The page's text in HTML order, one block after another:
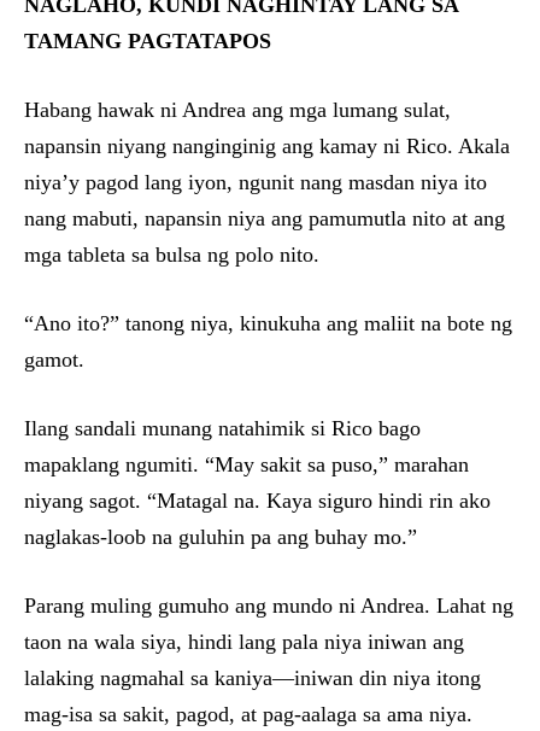
NAGLAHO, KUNDI NAGHINTAY LANG SA
TAMANG PAGTATAPOS
Habang hawak ni Andrea ang mga lumang sulat,
napansin niyang nanginginig ang kamay ni Rico. Akala
niya’y pagod lang iyon, ngunit nang masdan niya ito
nang mabuti, napansin niya ang pamumutla nito at ang
mga tableta sa bulsa ng polo nito.
“Ano ito?” tanong niya, kinukuha ang maliit na bote ng
gamot.
Ilang sandali munang natahimik si Rico bago
mapaklang ngumiti. “May sakit sa puso,” marahan
niyang sagot. “Matagal na. Kaya siguro hindi rin ako
naglakas-loob na guluhin pa ang buhay mo.”
Parang muling gumuho ang mundo ni Andrea. Lahat ng
taon na wala siya, hindi lang pala niya iniwan ang
lalaking nagmahal sa kaniya—iniwan din niya itong
mag-isa sa sakit, pagod, at pag-aalaga sa ama niya.